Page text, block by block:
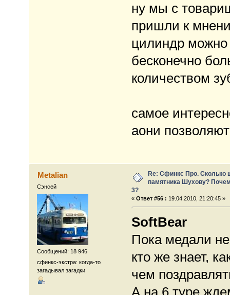
ну мы с
пришли к
цилиндр можно
бесконечно
количеством
самое
аони
Metalian
Сэнсей
Сообщений: 18 946
сфинкс-экстра: когда-то
загадывал загадки
Re: Сфинкс Про. Сколько
памятника Шухову?
3?
« Ответ #56 : 19.04.2010, 21:20:45 »
SoftBear
Пока медали
кто же знает,
чем